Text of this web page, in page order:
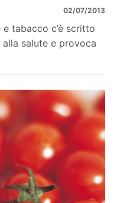
02/07/2013
tabacco c’è scritto
salute e provoca